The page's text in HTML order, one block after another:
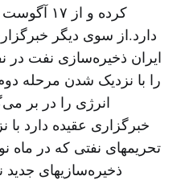
کرده و از
دارد.از سوی دیگر
ایران ذخیره‌سازی نفت
را با نزدیک شدن مرحله
انرژی را در بر
خبرگزاری عقیده دارد
تحریمهای نفتی که در ماه
ذخیره‌سازیهای